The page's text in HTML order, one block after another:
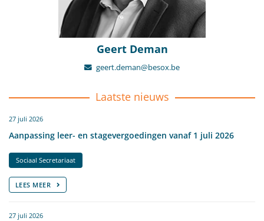
Geert Deman
geert.deman@besox.be
Laatste nieuws
27 juli 2026
Aanpassing leer- en stagevergoedingen vanaf 1 juli 2026
Sociaal Secretariaat
LEES MEER
27 juli 2026